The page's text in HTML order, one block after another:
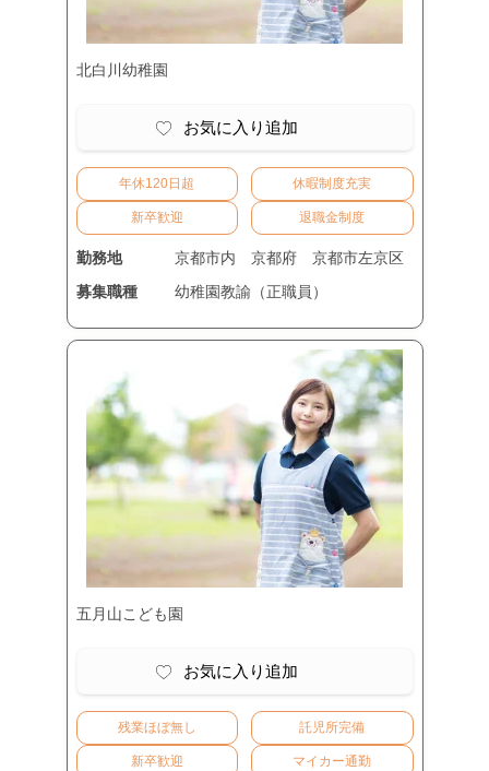
北白川幼稚園
お気に入り追加
年休120日超 休暇制度充実
新卒歓迎 退職金制度
勤務地 京都市内 京都府
京都市左京区
募集職種
幼稚園教諭（正職員）
五月山こども園
お気に入り追加
残業ほぼ無し 託児所完備
新卒歓迎 マイカー通勤